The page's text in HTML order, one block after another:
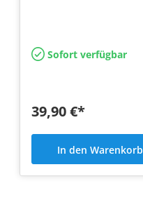
Sofort verfügbar
39,90 €*
In den Warenkorb